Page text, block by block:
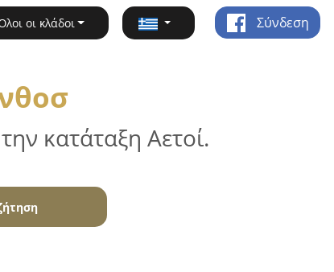
οι κλάδοι Σύνδεση
κατάταξη Αετοί.